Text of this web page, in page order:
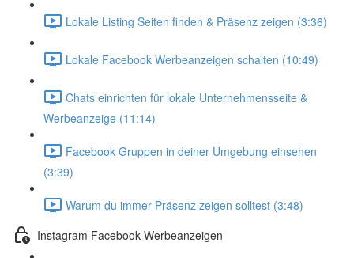
Lokale Listing Seiten finden & Präsenz zeigen (3:36)
Lokale Facebook Werbeanzeigen schalten (10:49)
Chats einrichten für lokale Unternehmensseite &
Werbeanzeige (11:14)
Facebook Gruppen in deiner Umgebung einsehen
(3:39)
Warum du immer Präsenz zeigen solltest (3:48)
Instagram Facebook Werbeanzeigen